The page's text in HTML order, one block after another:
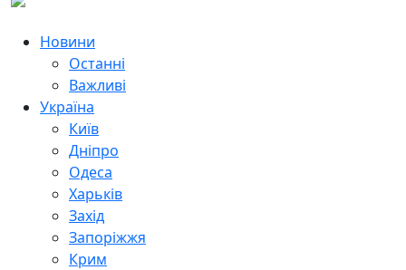
Новини
Останні
Важливі
Україна
Київ
Дніпро
Одеса
Харьків
Захід
Запоріжжя
Крим